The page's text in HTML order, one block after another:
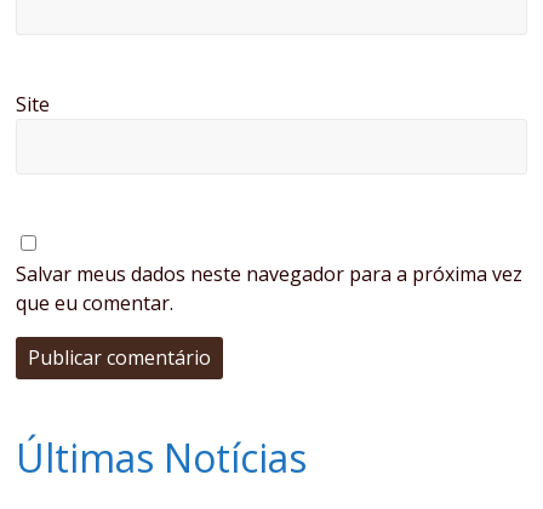
Site
Salvar meus dados neste navegador para a próxima vez
que eu comentar.
Últimas Notícias